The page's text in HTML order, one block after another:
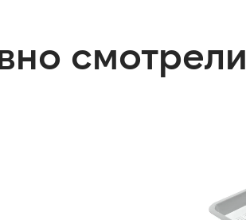
смотрели